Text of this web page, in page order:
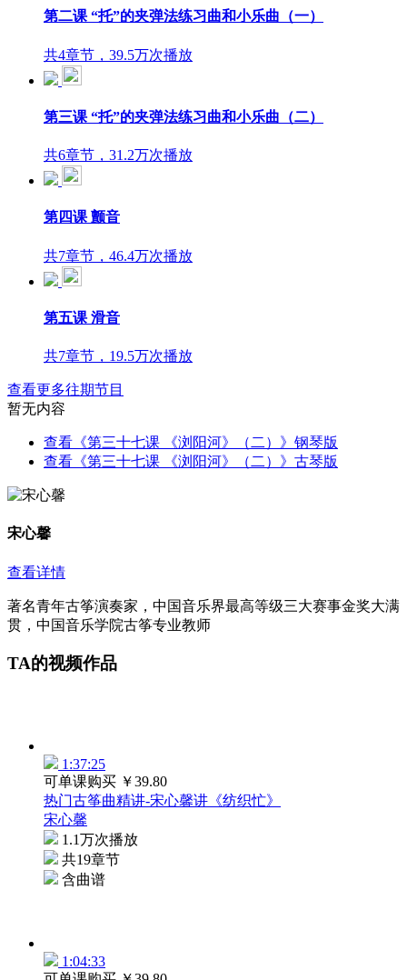
第二课 “托”的夹弹法练习曲和小乐曲（一）
共4章节，39.5万次播放
第三课 “托”的夹弹法练习曲和小乐曲（二）
共6章节，31.2万次播放
第四课 颤音
共7章节，46.4万次播放
第五课 滑音
共7章节，19.5万次播放
查看更多往期节目
暂无内容
查看《第三十七课 《浏阳河》（二）》钢琴版
查看《第三十七课 《浏阳河》（二）》古琴版
宋心馨
查看详情
著名青年古筝演奏家，中国音乐界最高等级三大赛事金奖大满
贯，中国音乐学院古筝专业教师
TA的视频作品
1:37:25
可单课购买 ￥39.80
热门古筝曲精讲-宋心馨讲《纺织忙》
宋心馨
1.1万次播放
共19章节
含曲谱
1:04:33